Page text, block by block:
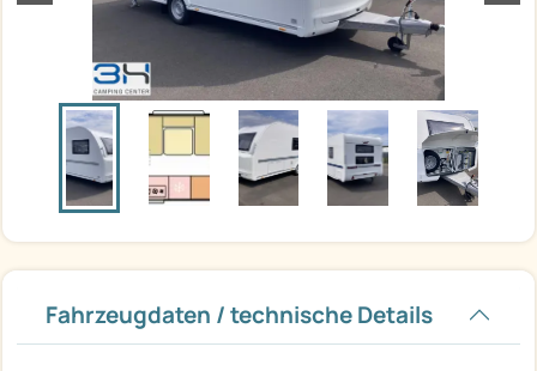
Fahrzeugdaten / technische Details